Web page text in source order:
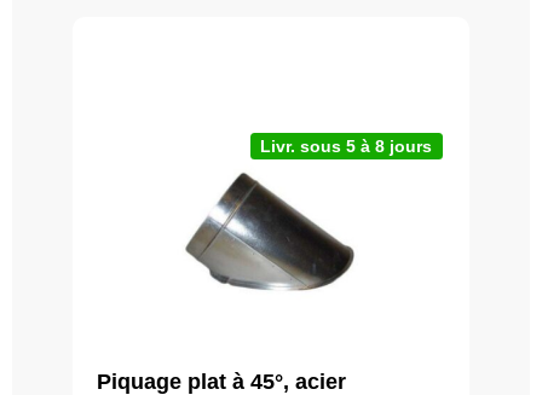
Livr. sous 5 à 8 jours
Piquage plat à 45°, acier